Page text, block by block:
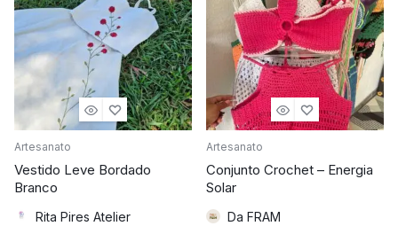
Artesanato
Vestido Leve Bordado
Branco
Rita Pires Atelier
Artesanato
Conjunto Crochet – Energia
Solar
Da FRAM